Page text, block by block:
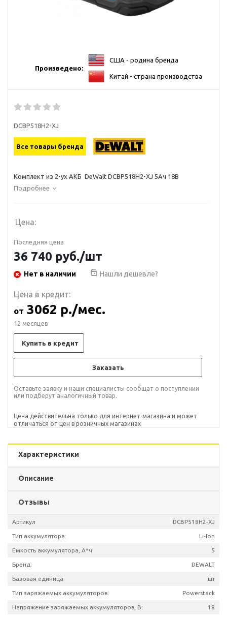
Произведено:
США - родина бренда
Китай - страна производства
DCBP518H2-XJ
Все товары бренда
Комплект из 2-ух АКБ DeWalt DCBP518H2-XJ 5Ач 18В
Подробнее
Цена:
Последняя цена
36 740 руб./шт
Нет в наличии Нашли дешевле?
Цена в кредит:
от 3062 р./мес.
12 месяцев
Купить в кредит
Заказать
Оставьте заявку и наши специалисты сообщат о поступлении
или подберут аналогичный товар.
Цена действительна только для интернет-магазина и может
отличаться от цен в розничных магазинах
Характеристики
Описание
Отзывы
Артикул